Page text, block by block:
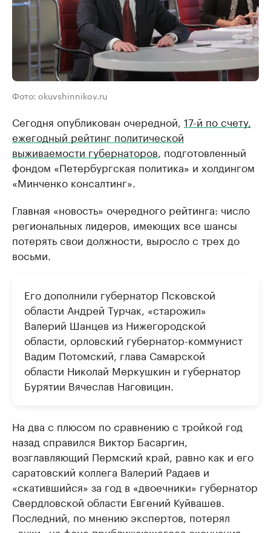
Фото: okuvshinnikov.ru
Сегодня опубликован очередной, 17-й по счету,
ежегодный рейтинг политической
выживаемости губернаторов, подготовленный
фондом «Петербургская политика» и холдингом
«Минченко консалтинг».
Главная «новость» очередного рейтинга: число
региональных лидеров, имеющих все шансы
потерять свои должности, выросло с трех до
восьми.
Его дополнили губернатор Псковской
области Андрей Турчак, «старожил»
Валерий Шанцев из Нижегородской
области, орловский губернатор-коммунист
Вадим Потомский, глава Самарской
области Николай Меркушкин и губернатор
Бурятии Вячеслав Наговицин.
На два с плюсом по сравнению с тройкой год
назад справился Виктор Басаргин,
возглавляющий Пермский край, равно как и его
саратовский коллега Валерий Радаев и
«скатившийся» за год в «двоечники» губернатор
Свердловской области Евгений Куйвашев.
Последний, по мнению экспертов, потерял